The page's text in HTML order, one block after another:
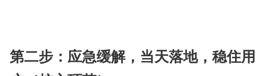
第二步：应急缓解，当天落地，稳住用